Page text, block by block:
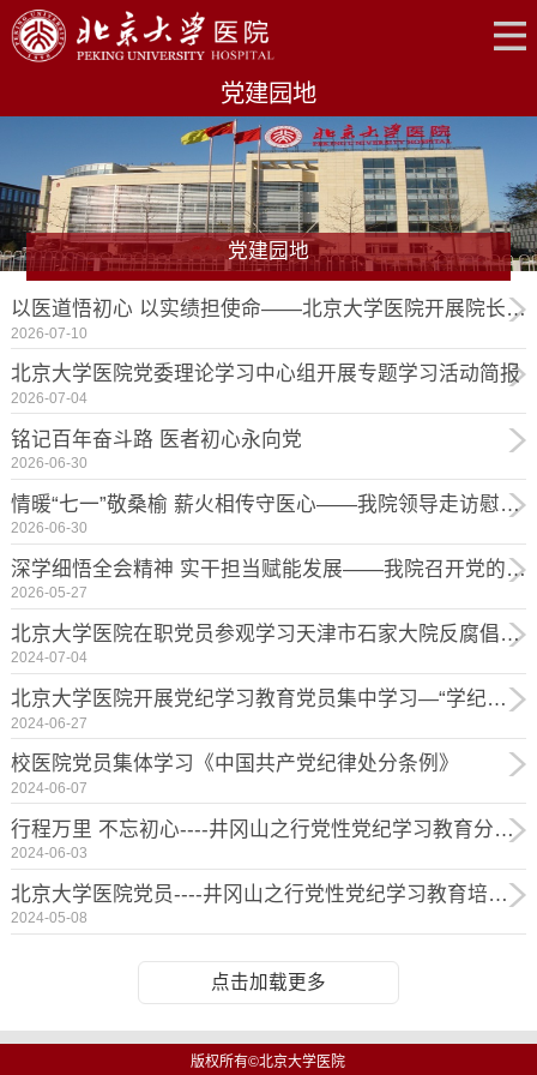
党建园地
党建园地
以医道悟初心 以实绩担使命——北京大学医院开展院长讲党课主题党日活动
2026-07-10
北京大学医院党委理论学习中心组开展专题学习活动简报
2026-07-04
铭记百年奋斗路 医者初心永向党
2026-06-30
情暖“七一”敬桑榆 薪火相传守医心——我院领导走访慰问离退休老党员及“光荣在党...
2026-06-30
深学细悟全会精神 实干担当赋能发展——我院召开党的二十届四中全会精神学习心得交...
2026-05-27
北京大学医院在职党员参观学习天津市石家大院反腐倡廉教育基地
2024-07-04
北京大学医院开展党纪学习教育党员集中学习—“学纪知纪明纪守纪 加强新时代党的纪...
2024-06-27
校医院党员集体学习《中国共产党纪律处分条例》
2024-06-07
行程万里 不忘初心----井冈山之行党性党纪学习教育分享会
2024-06-03
北京大学医院党员----井冈山之行党性党纪学习教育培训活动
2024-05-08
点击加载更多
版权所有©北京大学医院